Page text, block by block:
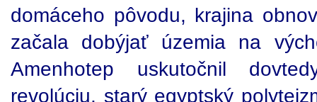
domáceho pôvodu, krajina
začala dobýjať územia na
Amenhotep uskutočnil
revolúciu, starý egyptský